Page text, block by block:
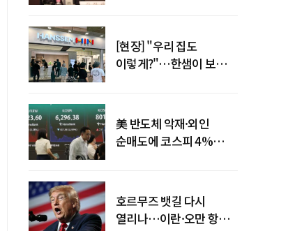
[현장] "우리 집도
이렇게?"…한샘이 보여준
美 반도체 악재·외인
순매도에 코스피 4%
호르무즈 뱃길 다시
열리나…이란·오만 항로